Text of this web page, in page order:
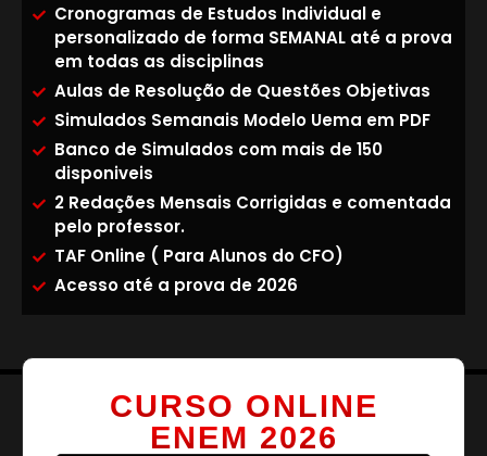
Cronogramas de Estudos Individual e
personalizado de forma SEMANAL até a prova
em todas as disciplinas
Aulas de Resolução de Questões Objetivas
Simulados Semanais Modelo Uema em PDF
Banco de Simulados com mais de 150
disponiveis
2 Redações Mensais Corrigidas e comentada
pelo professor.
TAF Online ( Para Alunos do CFO)
Acesso até a prova de 2026
CURSO ONLINE
ENEM 2026